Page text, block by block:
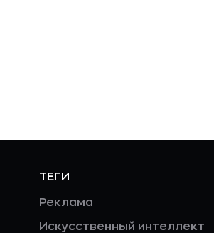
ТЕГИ
Реклама
Искусственный интеллект